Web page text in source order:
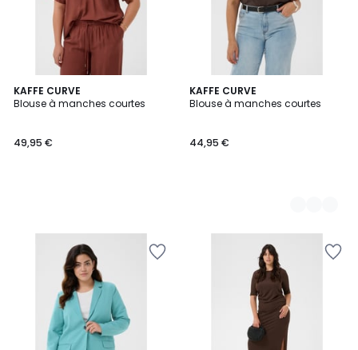
KAFFE CURVE
Blouse à manches courtes
49,95 €
KAFFE CURVE
Blouse à manches courtes
44,95 €
2
Couleurs